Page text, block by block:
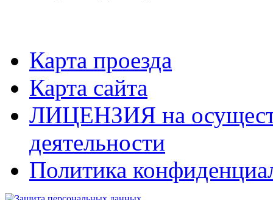
Карта проезда
Карта сайта
ЛИЦЕНЗИЯ на
деятельности
Политика